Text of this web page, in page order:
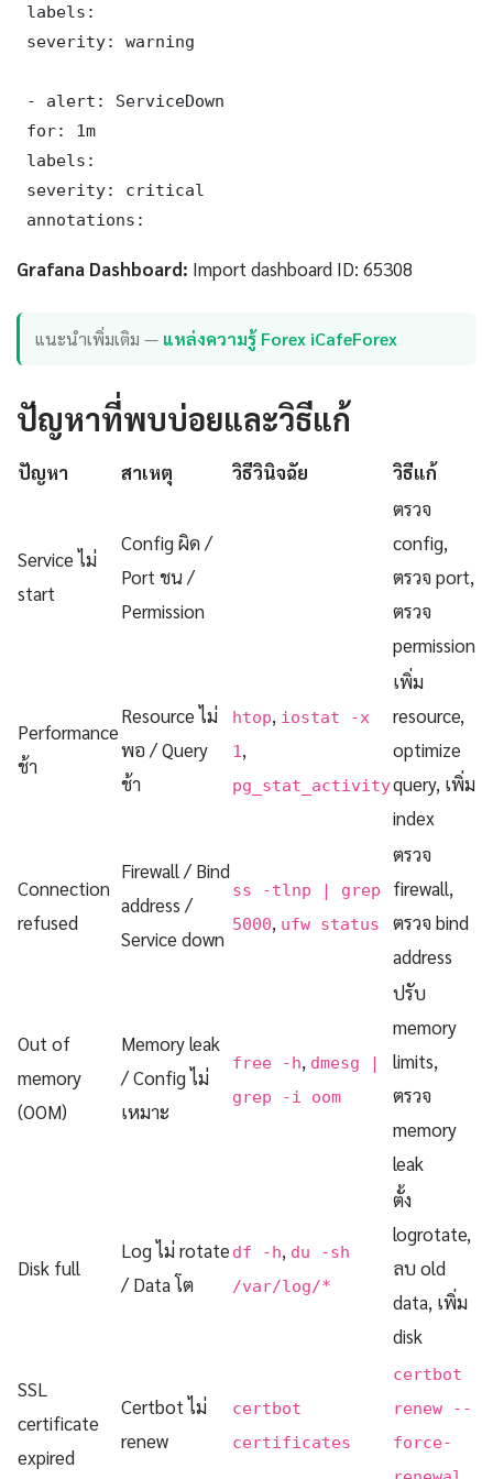
labels:
severity: warning
- alert: ServiceDown
for: 1m
labels:
severity: critical
annotations:
Grafana Dashboard: Import dashboard ID: 65308
แนะนำเพิ่มเติม — แหล่งความรู้ Forex iCafeForex
ปัญหาที่พบบ่อยและวิธีแก้
ปัญหา สาเหตุ วิธีวินิจฉัย วิธีแก้
Service ไม่
start
Config ผิด /
Port ชน /
Permission
ตรวจ
config,
ตรวจ port,
ตรวจ
permission
Performance
ช้า
Resource ไม่
พอ / Query
ช้า
htop, iostat -x
1 ,
pg_stat_activity
เพิ่ม
resource,
optimize
query, เพิ่ม
index
Connection
refused
Firewall / Bind
address /
Service down
ss -tlnp | grep
5000, ufw status
ตรวจ
firewall,
ตรวจ bind
address
Out of
memory
(OOM)
Memory leak
/ Config ไม่
เหมาะ
free -h, dmesg |
grep -i oom
ปรับ
memory
limits,
ตรวจ
memory
leak
Disk full
Log ไม่ rotate
/ Data โต
df -h, du -sh
/var/log/*
ตั้ง
logrotate,
ลบ old
data, เพิ่ม
disk
SSL
certificate
expired
Certbot ไม่
renew
certbot
certificates
certbot
renew --
force-